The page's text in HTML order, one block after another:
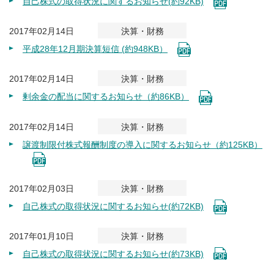
2017年02月14日
決算・財務
平成28年12月期決算短信 (約948KB）
2017年02月14日
決算・財務
剰余金の配当に関するお知らせ（約86KB）
2017年02月14日
決算・財務
譲渡制限付株式報酬制度の導入に関するお知らせ（約125KB）
2017年02月03日
決算・財務
自己株式の取得状況に関するお知らせ(約72KB)
2017年01月10日
決算・財務
自己株式の取得状況に関するお知らせ(約73KB)